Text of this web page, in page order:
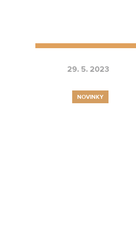
29. 5. 2023
NOVINKY